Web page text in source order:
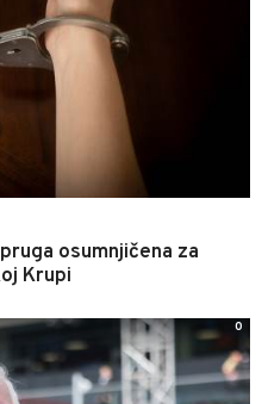
osumnjičena za
Krupi
0